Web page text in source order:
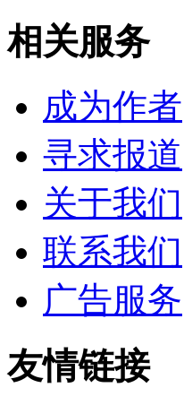
相关服务
成为作者
寻求报道
关于我们
联系我们
广告服务
友情链接